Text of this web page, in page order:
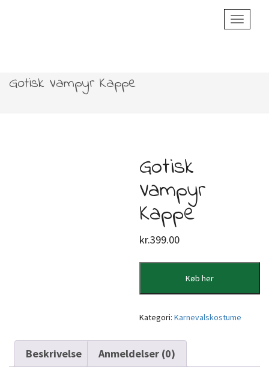
Toggle
Gotisk Vampyr Kappe
Gotisk
Vampyr
Kappe
kr.399.00
Køb her
Kategori:Karnevalskostume
Beskrivelse Anmeldelser (0)